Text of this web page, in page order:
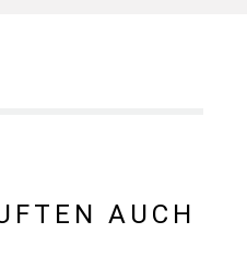
AUCH